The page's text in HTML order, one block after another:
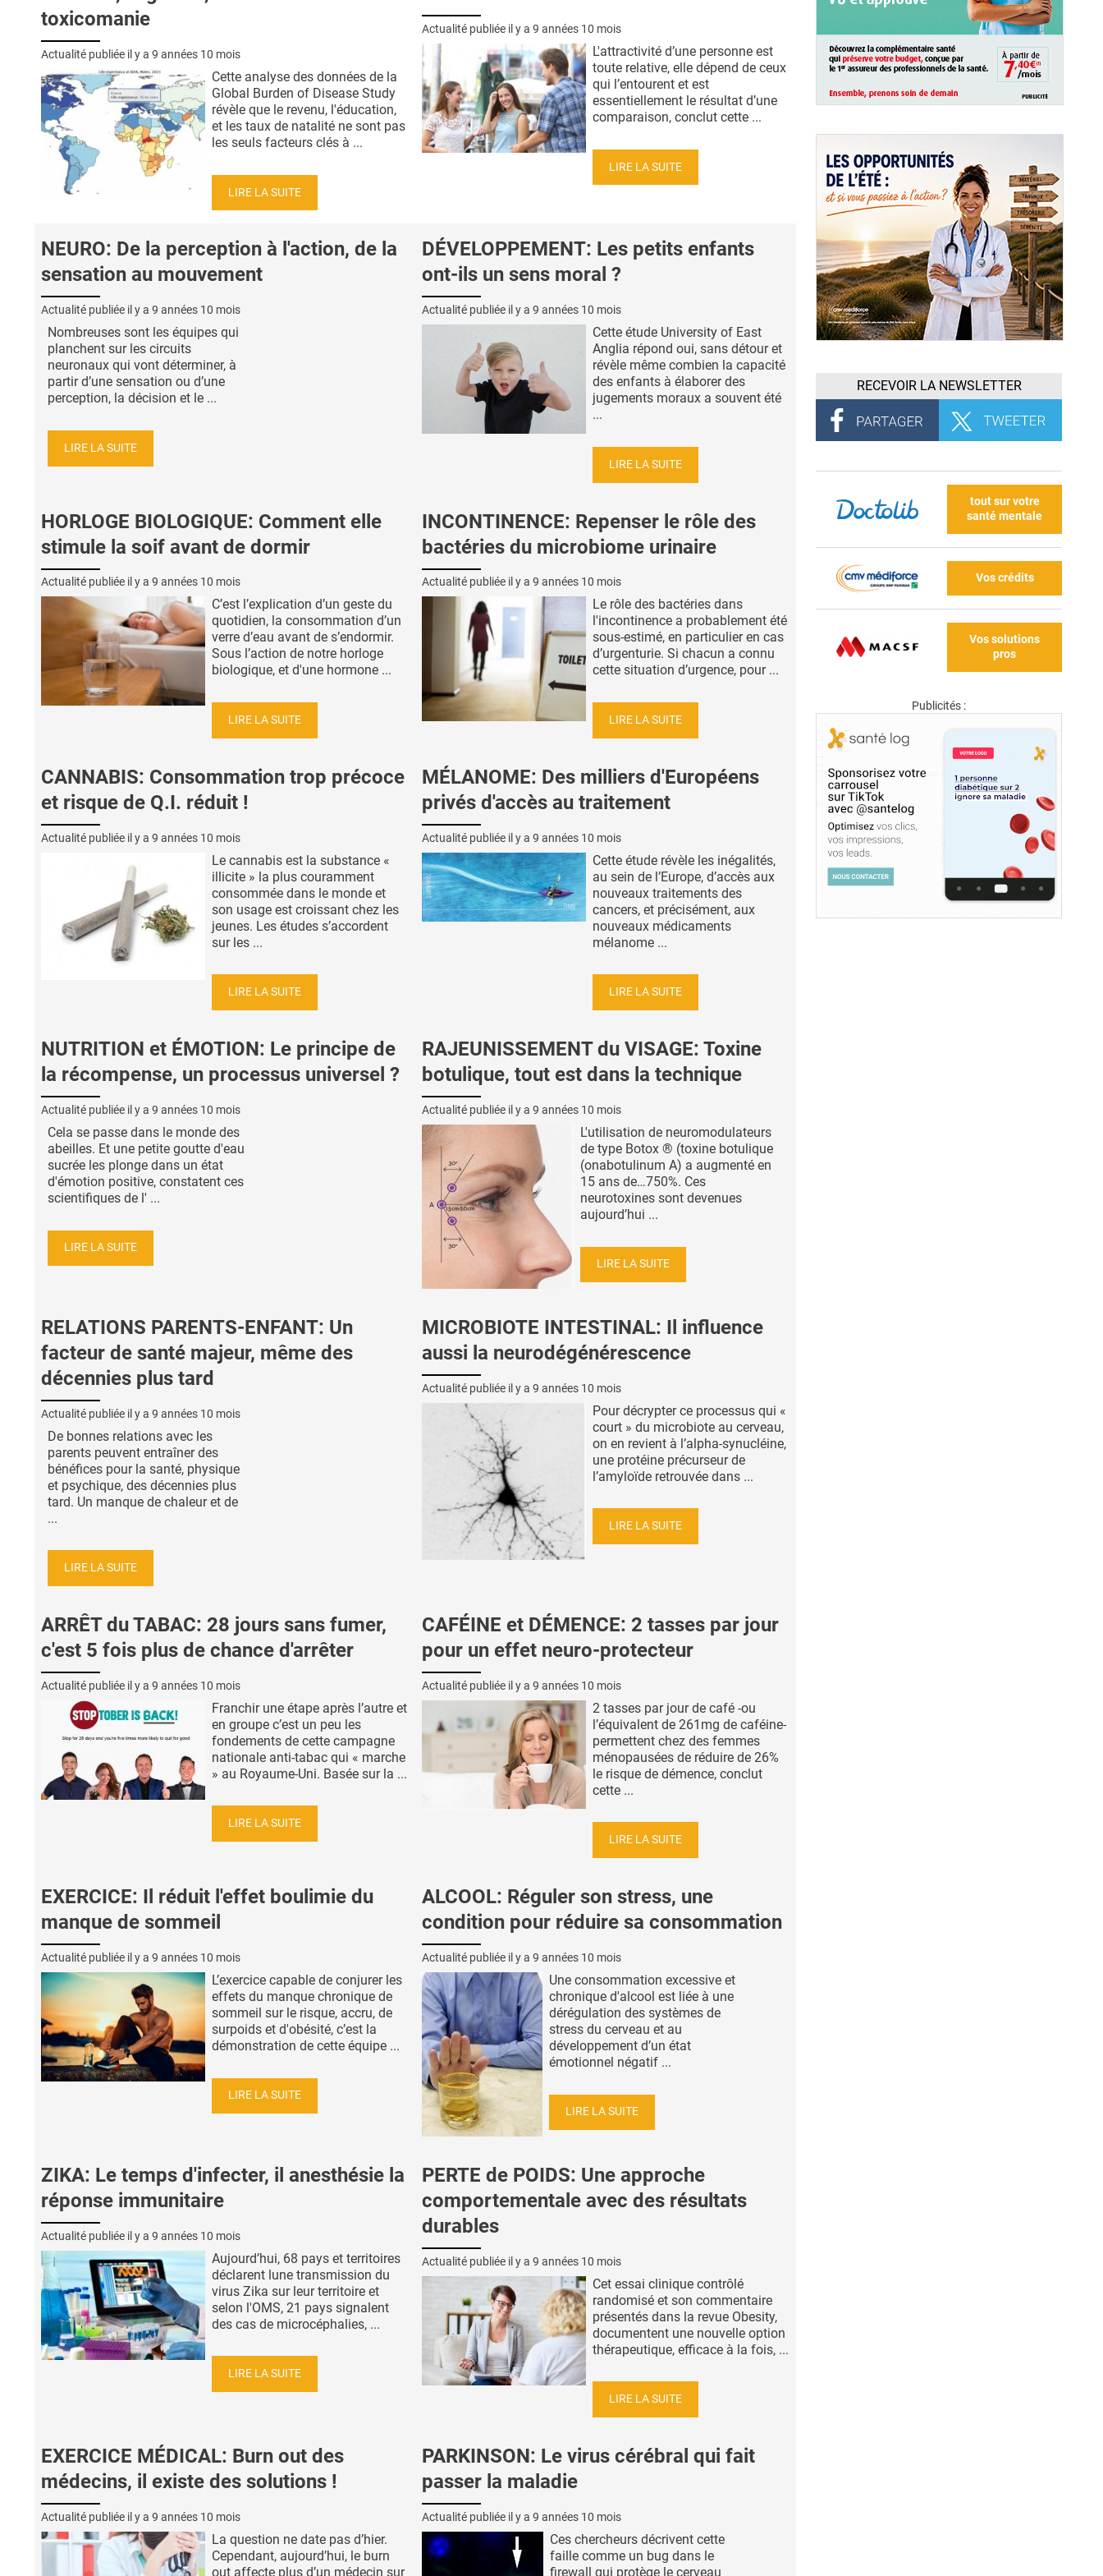
toxicomanie
Actualité publiée il y a 9 années 10 mois
Cette analyse des données de la
Global Burden of Disease Study
révèle que le revenu, l'éducation,
et les taux de natalité ne sont pas
les seuls facteurs clés à ...
LIRE LA SUITE
Actualité publiée il y a 9 années 10 mois
L'attractivité d’une personne est
toute relative, elle dépend de ceux
qui l’entourent et est
essentiellement le résultat d’une
comparaison, conclut cette ...
LIRE LA SUITE
NEURO: De la perception à l'action, de la
sensation au mouvement
Actualité publiée il y a 9 années 10 mois
Nombreuses sont les équipes qui
planchent sur les circuits
neuronaux qui vont déterminer, à
partir d’une sensation ou d’une
perception, la décision et le ...
LIRE LA SUITE
DÉVELOPPEMENT: Les petits enfants
ont-ils un sens moral ?
Actualité publiée il y a 9 années 10 mois
Cette étude University of East
Anglia répond oui, sans détour et
révèle même combien la capacité
des enfants à élaborer des
jugements moraux a souvent été
...
LIRE LA SUITE
HORLOGE BIOLOGIQUE: Comment elle
stimule la soif avant de dormir
Actualité publiée il y a 9 années 10 mois
C’est l’explication d’un geste du
quotidien, la consommation d’un
verre d’eau avant de s’endormir.
Sous l’action de notre horloge
biologique, et d'une hormone ...
LIRE LA SUITE
INCONTINENCE: Repenser le rôle des
bactéries du microbiome urinaire
Actualité publiée il y a 9 années 10 mois
Le rôle des bactéries dans
l'incontinence a probablement été
sous-estimé, en particulier en cas
d’urgenturie. Si chacun a connu
cette situation d’urgence, pour ...
LIRE LA SUITE
CANNABIS: Consommation trop précoce
et risque de Q.I. réduit !
Actualité publiée il y a 9 années 10 mois
Le cannabis est la substance «
illicite » la plus couramment
consommée dans le monde et
son usage est croissant chez les
jeunes. Les études s’accordent
sur les ...
LIRE LA SUITE
MÉLANOME: Des milliers d'Européens
privés d'accès au traitement
Actualité publiée il y a 9 années 10 mois
Cette étude révèle les inégalités,
au sein de l’Europe, d’accès aux
nouveaux traitements des
cancers, et précisément, aux
nouveaux médicaments
mélanome ...
LIRE LA SUITE
NUTRITION et ÉMOTION: Le principe de
la récompense, un processus universel ?
Actualité publiée il y a 9 années 10 mois
Cela se passe dans le monde des
abeilles. Et une petite goutte d'eau
sucrée les plonge dans un état
d'émotion positive, constatent ces
scientifiques de l' ...
LIRE LA SUITE
RAJEUNISSEMENT du VISAGE: Toxine
botulique, tout est dans la technique
Actualité publiée il y a 9 années 10 mois
L'utilisation de neuromodulateurs
de type Botox ® (toxine botulique
(onabotulinum A) a augmenté en
15 ans de…750%. Ces
neurotoxines sont devenues
aujourd’hui ...
LIRE LA SUITE
RELATIONS PARENTS-ENFANT: Un
facteur de santé majeur, même des
décennies plus tard
Actualité publiée il y a 9 années 10 mois
De bonnes relations avec les
parents peuvent entraîner des
bénéfices pour la santé, physique
et psychique, des décennies plus
tard. Un manque de chaleur et de
...
LIRE LA SUITE
MICROBIOTE INTESTINAL: Il influence
aussi la neurodégénérescence
Actualité publiée il y a 9 années 10 mois
Pour décrypter ce processus qui «
court » du microbiote au cerveau,
on en revient à l’alpha-synucléine,
une protéine précurseur de
l’amyloïde retrouvée dans ...
LIRE LA SUITE
ARRÊT du TABAC: 28 jours sans fumer,
c'est 5 fois plus de chance d'arrêter
Actualité publiée il y a 9 années 10 mois
Franchir une étape après l’autre et
en groupe c’est un peu les
fondements de cette campagne
nationale anti-tabac qui « marche
» au Royaume-Uni. Basée sur la ...
LIRE LA SUITE
CAFÉINE et DÉMENCE: 2 tasses par jour
pour un effet neuro-protecteur
Actualité publiée il y a 9 années 10 mois
2 tasses par jour de café -ou
l’équivalent de 261mg de caféine-
permettent chez des femmes
ménopausées de réduire de 26%
le risque de démence, conclut
cette ...
LIRE LA SUITE
EXERCICE: Il réduit l'effet boulimie du
manque de sommeil
Actualité publiée il y a 9 années 10 mois
L’exercice capable de conjurer les
effets du manque chronique de
sommeil sur le risque, accru, de
surpoids et d'obésité, c’est la
démonstration de cette équipe ...
LIRE LA SUITE
ALCOOL: Réguler son stress, une
condition pour réduire sa consommation
Actualité publiée il y a 9 années 10 mois
Une consommation excessive et
chronique d'alcool est liée à une
dérégulation des systèmes de
stress du cerveau et au
développement d’un état
émotionnel négatif ...
LIRE LA SUITE
ZIKA: Le temps d'infecter, il anesthésie la
réponse immunitaire
Actualité publiée il y a 9 années 10 mois
Aujourd’hui, 68 pays et territoires
déclarent lune transmission du
virus Zika sur leur territoire et
selon l'OMS, 21 pays signalent
des cas de microcéphalies, ...
LIRE LA SUITE
PERTE de POIDS: Une approche
comportementale avec des résultats
durables
Actualité publiée il y a 9 années 10 mois
Cet essai clinique contrôlé
randomisé et son commentaire
présentés dans la revue Obesity,
documentent une nouvelle option
thérapeutique, efficace à la fois, ...
LIRE LA SUITE
EXERCICE MÉDICAL: Burn out des
médecins, il existe des solutions !
Actualité publiée il y a 9 années 10 mois
La question ne date pas d’hier.
Cependant, aujourd’hui, le burn
out affecte plus d’un médecin sur
PARKINSON: Le virus cérébral qui fait
passer la maladie
Actualité publiée il y a 9 années 10 mois
Ces chercheurs décrivent cette
faille comme un bug dans le
firewall qui protège le cerveau
RECEVOIR LA NEWSLETTER
tout sur votre
santé mentale
Vos crédits
Vos solutions
pros
Publicités :